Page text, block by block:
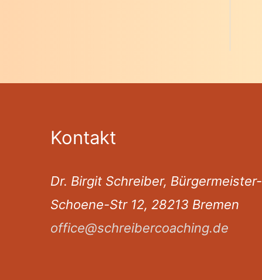
Kontakt
Dr. Birgit Schreiber, Bürgermeister-
Schoene-Str 12, 28213 Bremen
office@schreibercoaching.de